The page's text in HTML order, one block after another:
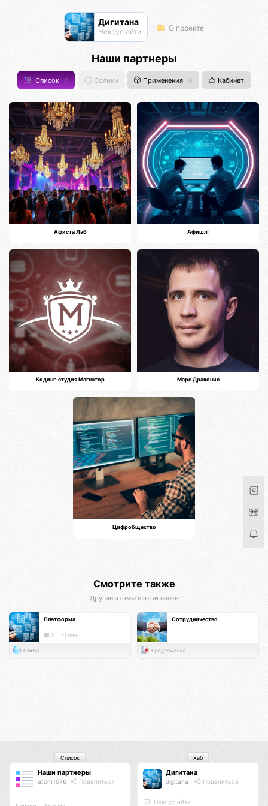
Дигитана
Нексус айти О проекте
Наши партнеры
Список 0 Солики Применения 0 Кабинет
Афиста Лаб Афишл!
Кодинг-студия Магнатор Марс Драконис
Цифробщество
Смотрите также
Другие атомы в этой папке
Платформа
0 ~1 мин.
Статья
Сотрудничество
Предложение
Наши партнеры
atom1076 Поделиться
Список
Дигитана
digitana Поделиться
Нексус айти
Хаб